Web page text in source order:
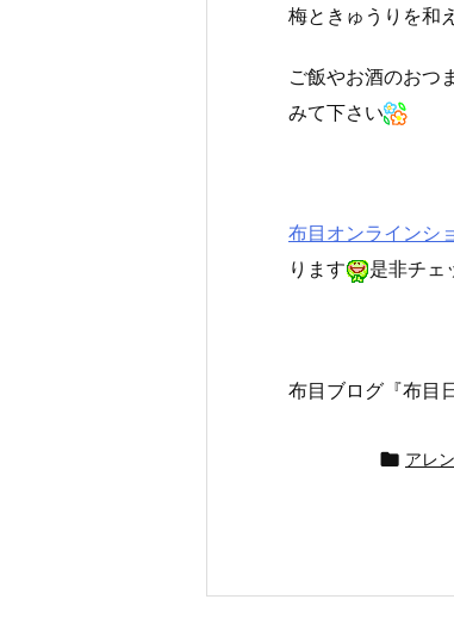
梅ときゅうりを和
ご飯やお酒のおつ
みて下さい
布目オンラインシ
ります
是非チェ
布目ブログ『布目
 アレ